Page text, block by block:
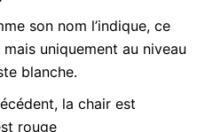
son nom l’indique, ce
uniquement au niveau
blanche.
la chair est
rouge